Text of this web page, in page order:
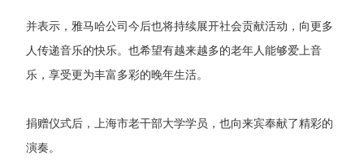
并表示，雅马哈公司今后也将持续展开社会贡献活动，向更多
人传递音乐的快乐。也希望有越来越多的老年人能够爱上音
乐，享受更为丰富多彩的晚年生活。
捐赠仪式后，上海市老干部大学学员，也向来宾奉献了精彩的
演奏。